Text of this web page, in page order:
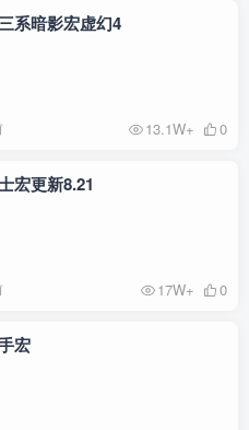
系暗影宏虚幻4
13.1W+ 0
宏更新8.21
17W+ 0
宏